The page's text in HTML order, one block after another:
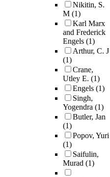
Nikitin, S.
M (1)
Karl Marx
and Frederick
Engels (1)
Arthur, C. J
(1)
Crane,
Utley E. (1)
Engels (1)
Singh,
Yogendra (1)
Butler, Jan
(1)
Popov, Yuri
(1)
Saifulin,
Murad (1)